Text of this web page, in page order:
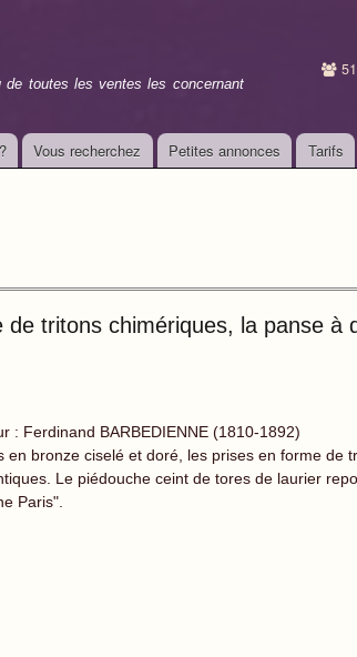
de toutes les ventes les concernant
Vous recherchez Petites annonces Tarifs
tritons chimériques, la panse à
Ferdinand BARBEDIENNE (1810-1892)
en bronze ciselé et doré, les prises en forme de
Le piédouche ceint de tores de laurier
Paris".